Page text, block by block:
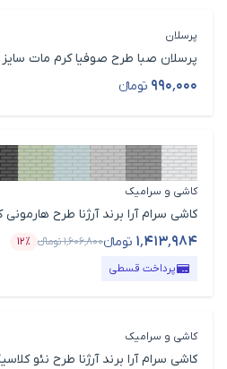
پرسلان
پرسلان صبا طرح صوفیا کرم مات سایز 30*30
۹۹۰٬۰۰۰ تومانء
قیمت محصول
کاشی و سرامیک
کاشی سرام آرا برند آرژنا طرح هارمونی کرم
۱٬۴۱۳٬۹۸۴ تومانء۱٬۶۰۶٬۸۰۰تومانء
قیمت محصول
۱۲٪
پرداخت قسطی
کاشی و سرامیک
کاشی سرام آرا برند آرژنا طرح نئو